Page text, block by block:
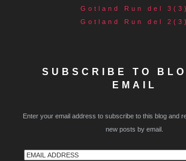
Gotland Run del 3(3)
Gotland Run del 2(3)
SUBSCRIBE TO
EMAIL
Enter your email address to subscribe to this blog and
new posts by email.
Email